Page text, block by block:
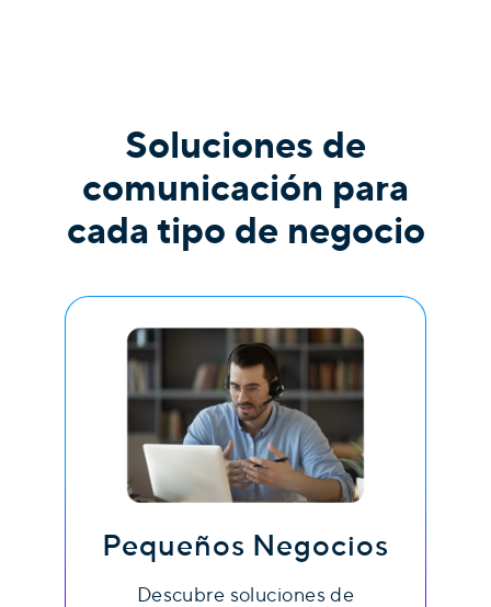
Soluciones de
comunicación para
cada tipo de negocio
Pequeños Negocios
Descubre soluciones de